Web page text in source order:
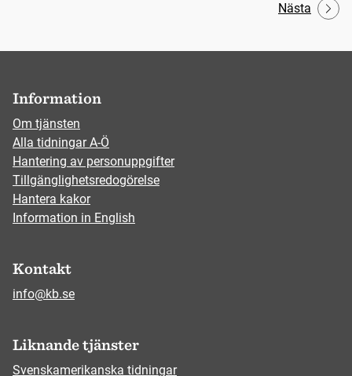
Nästa
Information
Om tjänsten
Alla tidningar A-Ö
Hantering av personuppgifter
Tillgänglighetsredogörelse
Hantera kakor
Information in English
Kontakt
info@kb.se
Liknande tjänster
Svenskamerikanska tidningar